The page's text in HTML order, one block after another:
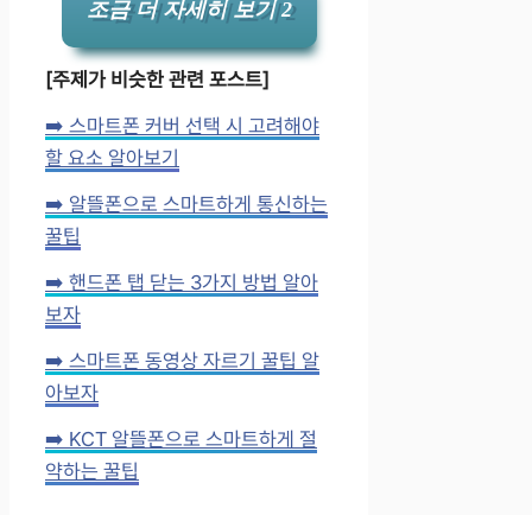
조금 더 자세히 보기 2
[주제가 비슷한 관련 포스트]
➡️ 스마트폰 커버 선택 시 고려해야
할 요소 알아보기
➡️ 알뜰폰으로 스마트하게 통신하는
꿀팁
➡️ 핸드폰 탭 닫는 3가지 방법 알아
보자
➡️ 스마트폰 동영상 자르기 꿀팁 알
아보자
➡️ KCT 알뜰폰으로 스마트하게 절
약하는 꿀팁